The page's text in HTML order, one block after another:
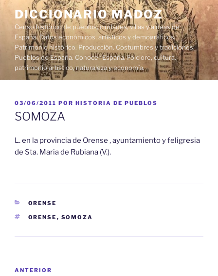
contenido
DICCIONARIO MADOZ
Censo histórico de pueblos, ciudades, villas y aldeas de
España. Datos económicos, artísticos y demográficos.
Patrimonio histórico. Producción. Costumbres y tradiciones.
Pueblos de España. Conocer España. Folclore, cultura,
patrimonio artístico, naturaleza y economía.
PUBLICADO
EL
03/06/2011 POR HISTORIA DE PUEBLOS
SOMOZA
L. en la provincia de Orense , ayuntamiento y feligresia
de Sta. Maria de Rubiana (V.).
CATEGORÍAS
ORENSE
ETIQUETAS
ORENSE , SOMOZA
Entrada
ANTERIOR